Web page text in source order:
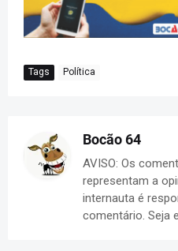
Tags Política
Bocão 64
AVISO: Os
representam a
internauta é
comentário. Seja